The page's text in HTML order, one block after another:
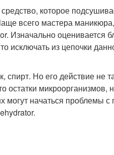
которое
всего мастера
Изначально оценивается
исключать из цепочки
Но его действие не
остатки микроорганизмов,
могут начаться проблемы с